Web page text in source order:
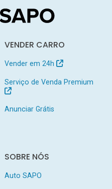
VENDER CARRO
Vender em 24h
Serviço de Venda Premium
Anunciar Grátis
SOBRE NÓS
Auto SAPO